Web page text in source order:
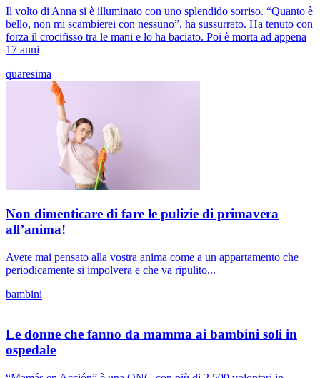
Il volto di Anna si è illuminato con uno splendido sorriso. “Quanto è
bello, non mi scambierei con nessuno”, ha sussurrato. Ha tenuto con
forza il crocifisso tra le mani e lo ha baciato. Poi è morta ad appena
17 anni
quaresima
Non dimenticare di fare le pulizie di primavera
all’anima!
Avete mai pensato alla vostra anima come a un appartamento che
periodicamente si impolvera e che va ripulito...
bambini
Le donne che fanno da mamma ai bambini soli in
ospedale